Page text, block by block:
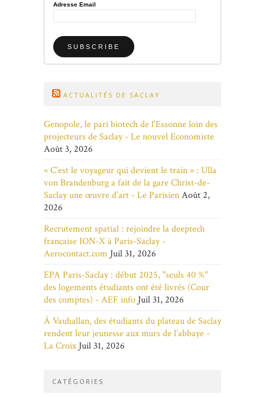
Adresse Email
ACTUALITÉS DE SACLAY
Genopole, le pari biotech de l'Essonne loin des
projecteurs de Saclay - Le nouvel Economiste
Août 3, 2026
« C’est le voyageur qui devient le train » : Ulla
von Brandenburg a fait de la gare Christ-de-
Saclay une œuvre d’art - Le ParisienAoût 2,
2026
Recrutement spatial : rejoindre la deeptech
française ION-X à Paris-Saclay -
Aerocontact.com Juil 31, 2026
EPA Paris-Saclay : début 2025, "seuls 40 %"
des logements étudiants ont été livrés (Cour
des comptes) - AEF info Juil 31, 2026
À Vauhallan, des étudiants du plateau de Saclay
rendent leur jeunesse aux murs de l’abbaye -
La Croix Juil 31, 2026
CATÉGORIES